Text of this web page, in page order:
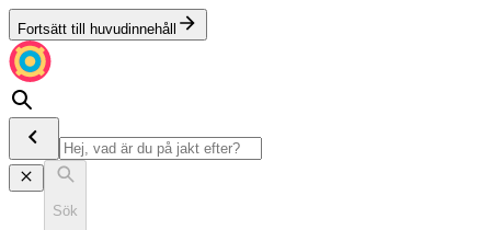
Fortsätt till huvudinnehåll
Sök